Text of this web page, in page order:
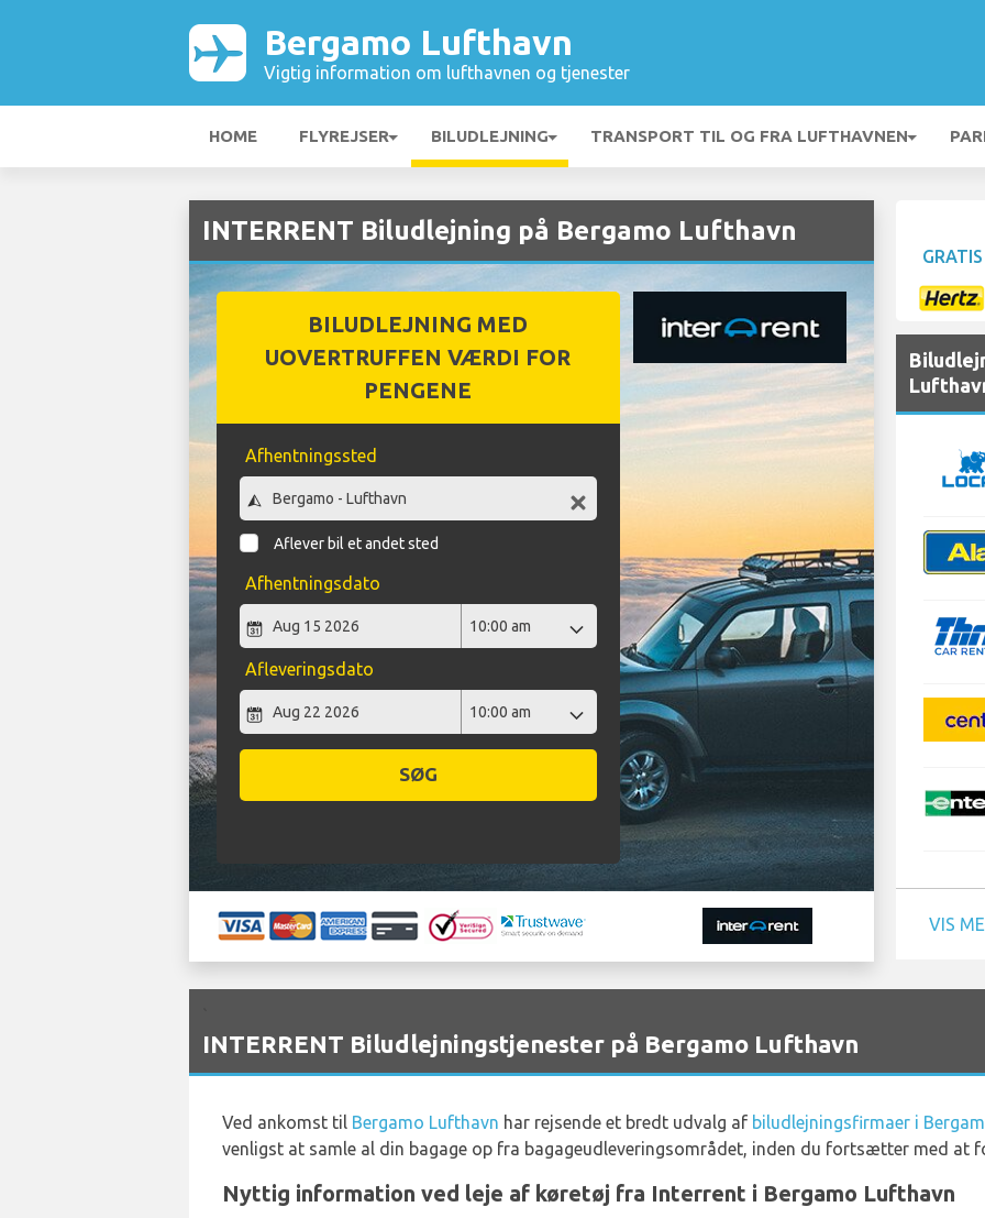
Bergamo Lufthavn
Vigtig information om lufthavnen og tjenester
HOME FLYREJSER BILUDLEJNING TRANSPORT TIL OG FRA LUFTHAVNEN
INTERRENT Biludlejning på Bergamo Lufthavn
BILUDLEJNING MED
UOVERTRUFFEN VÆRDI FOR
PENGENE
Afhentningssted
Aflever bil et andet sted
Afhentningsdato
Afleveringsdato
SØG
GRATIS
VIS
INTERRENT Biludlejningstjenester på Bergamo Lufthavn
Ved ankomst til Bergamo Lufthavn har rejsende et bredt udvalg af biludlejningsfirmaer i
venligst at samle al din bagage op fra bagageudleveringsområdet, inden du fortsætter med at
Nyttig information ved leje af køretøj fra Interrent i Bergamo Lufthavn